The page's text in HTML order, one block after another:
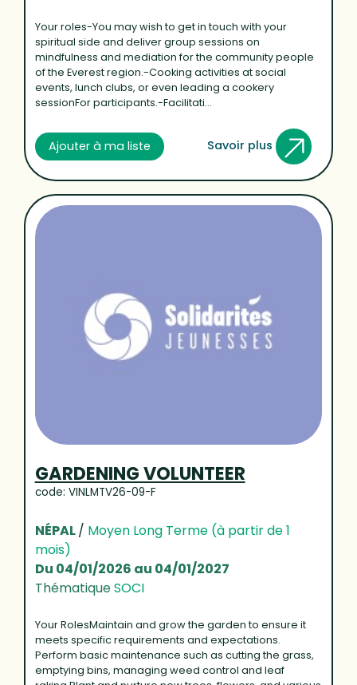
Your roles-You may wish to get in touch with your
spiritual side and deliver group sessions on
mindfulness and mediation for the community people
of the Everest region.-Cooking activities at social
events, lunch clubs, or even leading a cookery
sessionFor participants.-Facilitati...
Ajouter à ma liste Savoir plus
GARDENING VOLUNTEER
code: VINLMTV26-09-F
NÉPAL/ Moyen Long Terme (à partir de 1
mois)
Du 04/01/2026 au 04/01/2027
ThématiqueSOCI
Your RolesMaintain and grow the garden to ensure it
meets specific requirements and expectations.
Perform basic maintenance such as cutting the grass,
emptying bins, managing weed control and leaf